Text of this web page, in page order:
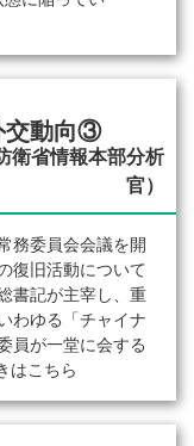
交動向③
衛省情報本部分析
官）
務委員会会議を開
復旧活動について
書記が主宰し、重
わゆる「チャイナ
員が一堂に会する
はこちら